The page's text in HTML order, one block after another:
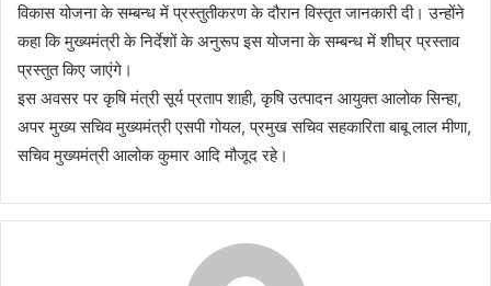
विकास योजना के सम्बन्ध में प्रस्तुतीकरण के दौरान विस्तृत जानकारी दी। उन्होंने
कहा कि मुख्यमंत्री के निर्देशों के अनुरूप इस योजना के सम्बन्ध में शीघ्र प्रस्ताव
प्रस्तुत किए जाएंगे।
इस अवसर पर कृषि मंत्री सूर्य प्रताप शाही, कृषि उत्पादन आयुक्त आलोक सिन्हा,
अपर मुख्य सचिव मुख्यमंत्री एसपी गोयल, प्रमुख सचिव सहकारिता बाबू लाल मीणा,
सचिव मुख्यमंत्री आलोक कुमार आदि मौजूद रहे।